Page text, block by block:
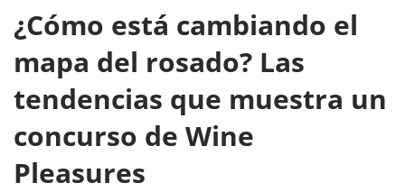
¿Cómo está cambiando el
mapa del rosado? Las
tendencias que muestra un
concurso de Wine
Pleasures